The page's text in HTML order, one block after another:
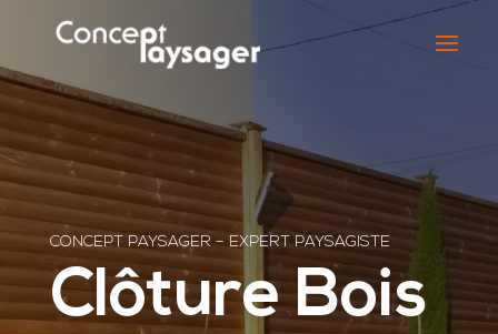
CONCEPT PAYSAGER – EXPERT PAYSAGISTE
Clôture Bois